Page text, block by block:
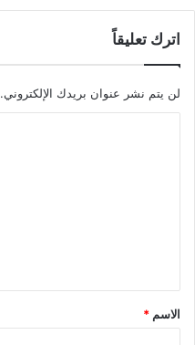
اترك تعليقاً
لن يتم نشر عنوان بريدك الإلكتروني.
ق
*
الاسم *